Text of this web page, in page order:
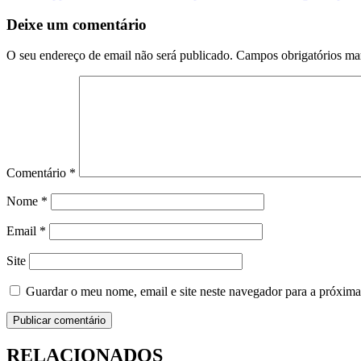
artigos
Deixe um comentário
O seu endereço de email não será publicado. Campos obrigatórios
Comentário *
Nome *
Email *
Site
Guardar o meu nome, email e site neste navegador para a
RELACIONADOS